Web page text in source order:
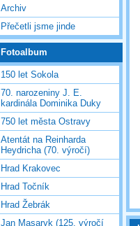
Archiv
Přečetli jsme jinde
Fotoalbum
150 let Sokola
70. narozeniny J. E.
kardinála Dominika Duky
750 let města Ostravy
Atentát na Reinharda
Heydricha (70. výročí)
Hrad Krakovec
Hrad Točník
Hrad Žebrák
Jan Masaryk (125. výročí